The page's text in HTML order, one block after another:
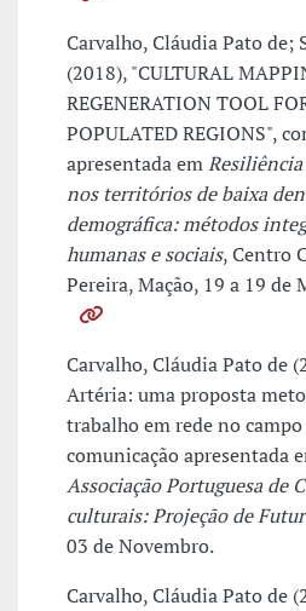
Carvalho, Cláudia Pato de;
(2018), "CULTURAL
REGENERATION TOOL
POPULATED REGIONS",
apresentada em
nos territórios de baixa
demográfica: métodos
humanas e sociais, Centro
Pereira, Mação, 19 a 19 de
Carvalho, Cláudia Pato de
Artéria: uma proposta
trabalho em rede no
comunicação apresentada
Associação Portuguesa de
culturais: Projeção de
03 de Novembro.
Carvalho, Cláudia Pato de